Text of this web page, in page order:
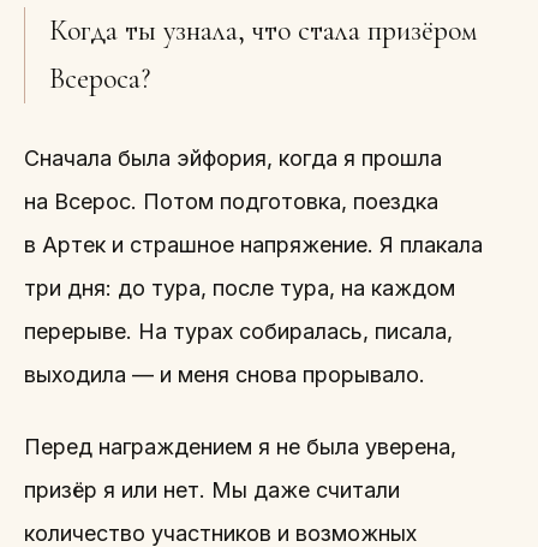
Когда ты узнала, что стала призёром
Всероса?
Сначала была эйфория, когда я прошла
на Всерос. Потом подготовка, поездка
в Артек и страшное напряжение. Я плакала
три дня: до тура, после тура, на каждом
перерыве. На турах собиралась, писала,
выходила — и меня снова прорывало.
Перед награждением я не была уверена,
призёр я или нет. Мы даже считали
количество участников и возможных